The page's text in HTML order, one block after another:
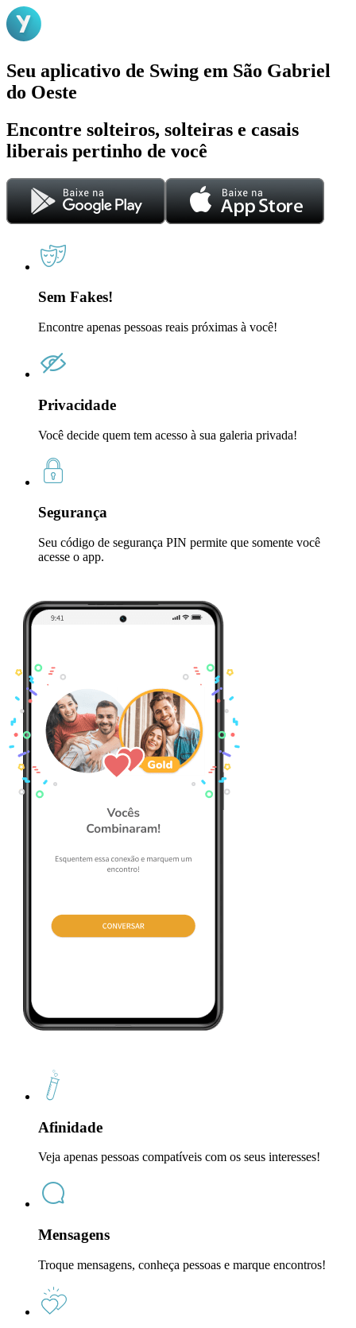
Seu aplicativo de Swing em São Gabriel
do Oeste
Encontre solteiros, solteiras e casais
liberais pertinho de você
Sem Fakes!
Encontre apenas pessoas reais próximas à você!
Privacidade
Você decide quem tem acesso à sua galeria privada!
Segurança
Seu código de segurança PIN permite que somente você
acesse o app.
Afinidade
Veja apenas pessoas compatíveis com os seus interesses!
Mensagens
Troque mensagens, conheça pessoas e marque encontros!